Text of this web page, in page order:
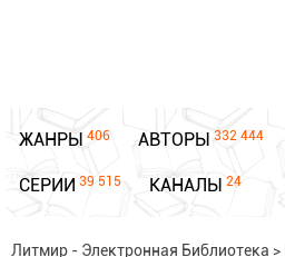
ЖАНРЫ 406 АВТОРЫ 332 444
СЕРИИ 39 515 КАНАЛЫ 24
Литмир - Электронная Библиотека >